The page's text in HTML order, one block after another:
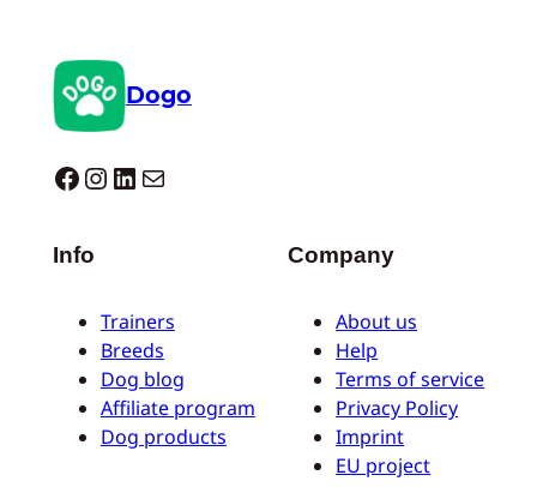
Dogo
Dogo facebook InstagramLinkedIn E-Mail
Info
Trainers
Breeds
Dog blog
Affiliate program
Dog products
Company
About us
Help
Terms of service
Privacy Policy
Imprint
EU project